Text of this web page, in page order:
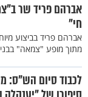
אברהם פריד שר
חי"
אברהם פריד בביצוע
מתוך מופע "צמאה"
לכבוד סיום הש"ס: